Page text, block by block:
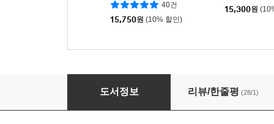
40건
15,750원 (10% 할인)
15,300원
나는 누워서 생각하기로 했다
도서정보 리뷰/한줄평 (28/1)